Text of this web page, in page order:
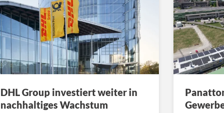
DHL Group investiert weiter in
nachhaltiges Wachstum